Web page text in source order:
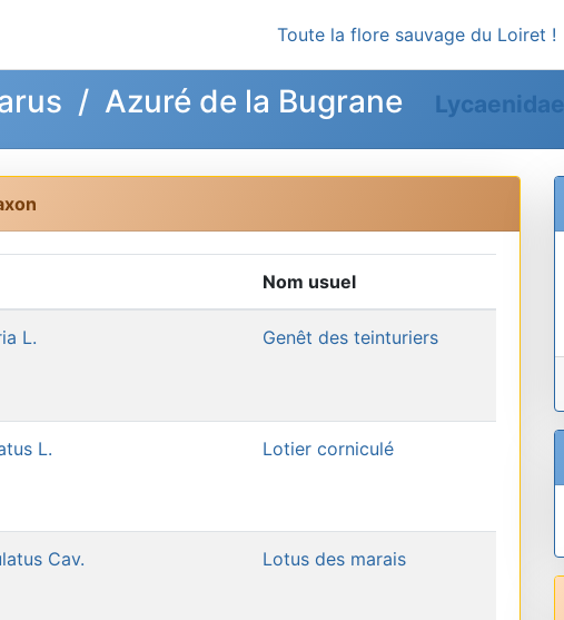
Toute la flore sauvage du Loiret !
/ Azuré de la Bugrane Lycaenidae
Nom usuel
L. Genêt des teinturiers
L. Lotier corniculé
Cav. Lotus des marais